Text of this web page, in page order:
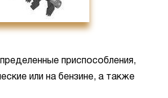
приспособления,
или на бензине, а также